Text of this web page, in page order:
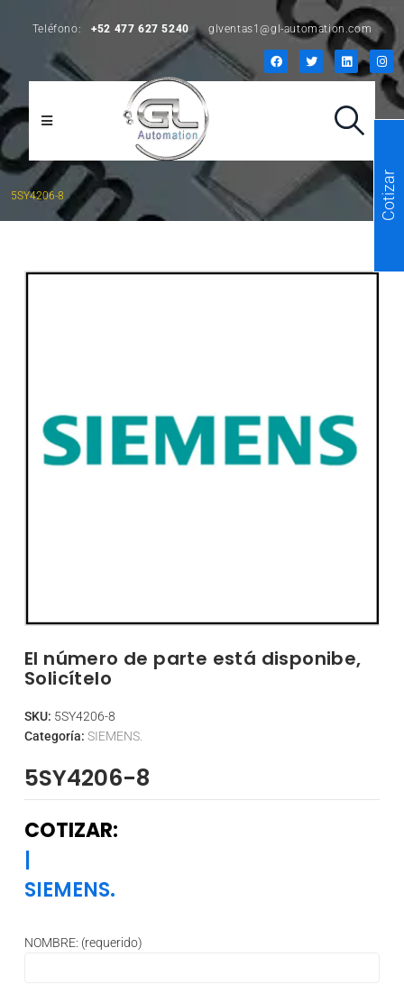
Teléfono: +52 477 627 5240 glventas1@gl-automation.com
5SY4206-8
El número de parte está disponibe,
Solicítelo
SKU: 5SY4206-8
Categoría: SIEMENS.
5SY4206-8
COTIZAR:
|
SIEMENS.
NOMBRE: (requerido)
Cotizar